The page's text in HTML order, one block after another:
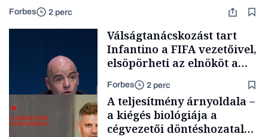
Forbes 2 perc
Válságtanácskozást tart
Infantino a FIFA vezetőivel,
elsöpörheti az elnököt a
világbajnokság
kiárusításának terve
Forbes 2 perc
A teljesítmény árnyoldala –
a kiégés biológiája a
cégvezetői döntéshozatal